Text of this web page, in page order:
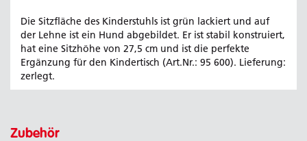
Die Sitzfläche des Kinderstuhls ist grün lackiert und auf
der Lehne ist ein Hund abgebildet. Er ist stabil konstruiert,
hat eine Sitzhöhe von 27,5 cm und ist die perfekte
Ergänzung für den Kindertisch (Art.Nr.: 95 600). Lieferung:
zerlegt.
Zubehör